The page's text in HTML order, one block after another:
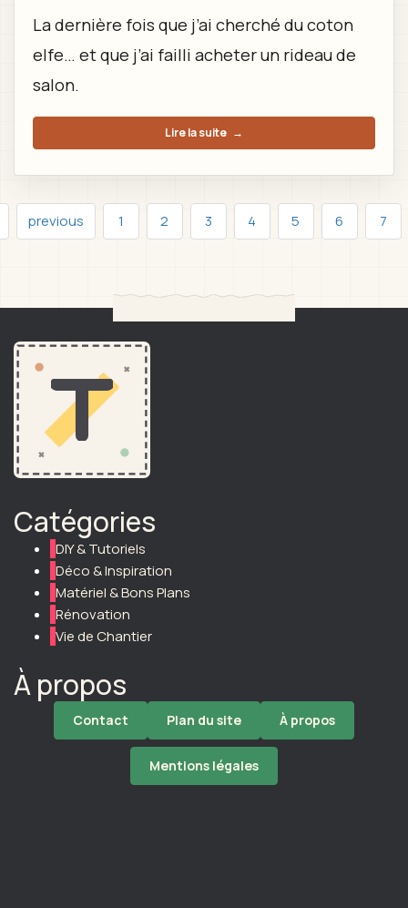
La dernière fois que j’ai cherché du coton
elfe… et que j’ai failli acheter un rideau de
salon.
Lire la suite →
previous 1 2 3 4 5 6 7
Catégories
DIY & Tutoriels
Déco & Inspiration
Matériel & Bons Plans
Rénovation
Vie de Chantier
À propos
Contact Plan du site À propos
Mentions légales